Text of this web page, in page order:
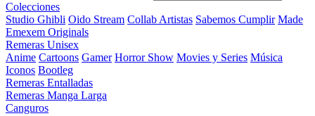
Colecciones
Studio Ghibli Oido Stream Collab Artistas Sabemos Cumplir Made
Emexem Originals
Remeras Unisex
Anime Cartoons Gamer Horror Show Movies y Series Música
Iconos Bootleg
Remeras Entalladas
Remeras Manga Larga
Canguros